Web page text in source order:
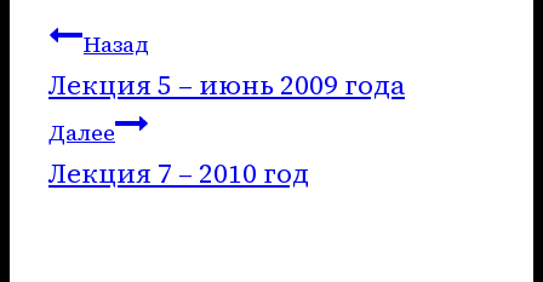
Навигация
по
записям
Назад
Лекция 5 – июнь 2009 года
Далее
Лекция 7 – 2010 год